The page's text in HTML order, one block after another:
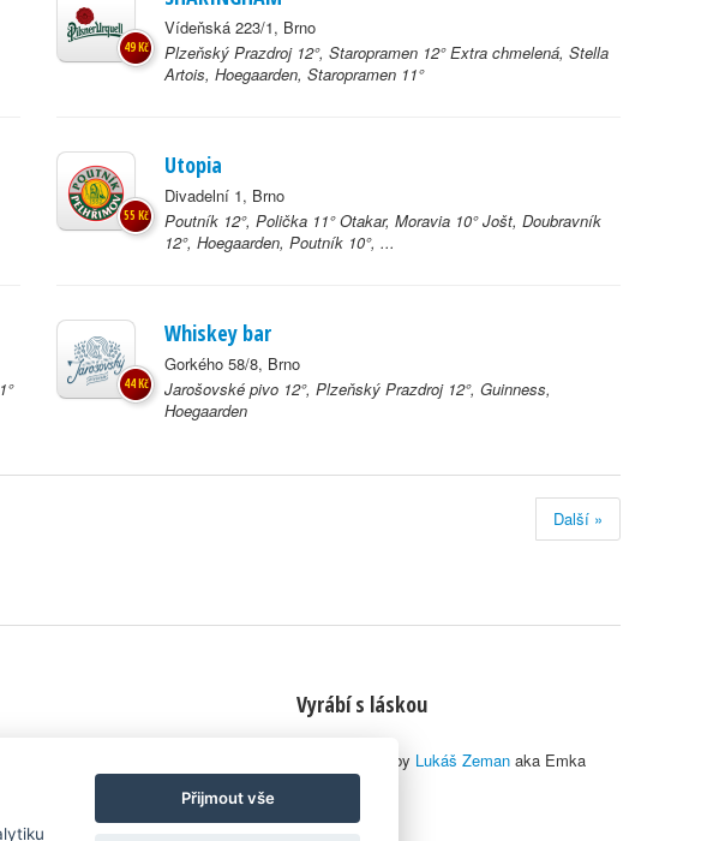
Vídeňská 223/1, Brno
Plzeňský Prazdroj 12°, Staropramen 12° Extra chmelená, Stella
Artois, Hoegaarden, Staropramen 11°
49 Kč
Utopia
Divadelní 1, Brno
Poutník 12°, Polička 11° Otakar, Moravia 10° Jošt, Doubravník
12°, Hoegaarden, Poutník 10°, ...
55 Kč
Whiskey bar
Gorkého 58/8, Brno
Jarošovské pivo 12°, Plzeňský Prazdroj 12°, Guinness,
Hoegaarden
44 Kč
Další »
Vyrábí s láskou
© 2010–2026 by Lukáš Zeman aka Emka
Přijmout vše